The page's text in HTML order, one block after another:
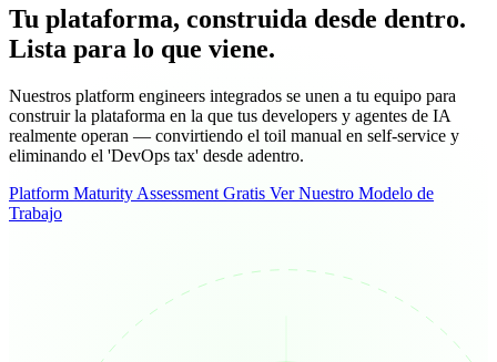
Tu plataforma, construida desde dentro.
Lista para lo que viene.
Nuestros platform engineers integrados se unen a tu equipo para
construir la plataforma en la que tus developers y agentes de IA
realmente operan — convirtiendo el toil manual en self-service y
eliminando el 'DevOps tax' desde adentro.
Platform Maturity Assessment Gratis Ver Nuestro Modelo de
Trabajo